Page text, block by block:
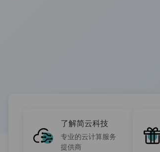
了解简云科技
专业的云计算服务
提供商